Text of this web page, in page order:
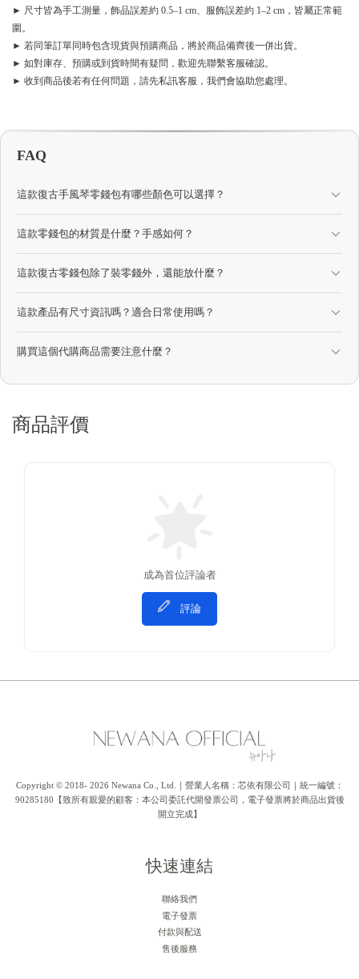
► 尺寸皆為手工測量，飾品誤差約 0.5–1 cm、服飾誤差約 1–2 cm，皆屬正常範
圍。
► 若同筆訂單同時包含現貨與預購商品，將於商品備齊後一併出貨。
► 如對庫存、預購或到貨時間有疑問，歡迎先聯繫客服確認。
► 收到商品後若有任何問題，請先私訊客服，我們會協助您處理。
FAQ
這款復古手風琴零錢包有哪些顏色可以選擇？
這款零錢包的材質是什麼？手感如何？
這款復古零錢包除了裝零錢外，還能放什麼？
這款產品有尺寸資訊嗎？適合日常使用嗎？
購買這個代購商品需要注意什麼？
商品評價
成為首位評論者
評論
Copyright © 2018- 2026 Newana Co., Ltd.｜營業人名稱：芯依有限公司｜統一編號：
90285180【致所有親愛的顧客：本公司委託代開發票公司，電子發票將於商品出貨後
開立完成】
快速連結
聯絡我們
電子發票
付款與配送
售後服務